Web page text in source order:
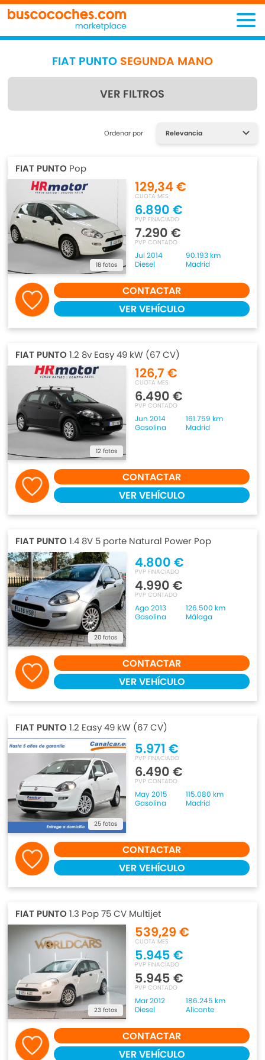
FIAT PUNTO SEGUNDA MANO
VER FILTROS
Encuentra lo que estás
Ordenar por
FIAT PUNTO Pop
18 fotos
129,34 €
CUOTA MES
6.890 €
PVP FINACIADO
7.290 €
PVP CONTADO
Jul 2014
90.193 km
Diesel
Madrid
CONTACTAR
VER VEHÍCULO
FIAT PUNTO1.2 8v Easy 49 kW (67 CV)
12 fotos
126,7 €
CUOTA MES
6.490 €
PVP CONTADO
Jun 2014
161.759 km
Gasolina
Madrid
CONTACTAR
VER VEHÍCULO
FIAT PUNTO1.4 8V 5 porte Natural Power Pop
20 fotos
4.800 €
PVP FINACIADO
4.990 €
PVP CONTADO
Ago 2013
126.500 km
Gasolina
Málaga
CONTACTAR
VER VEHÍCULO
FIAT PUNTO1.2 Easy 49 kW (67 CV)
25 fotos
5.971 €
PVP FINACIADO
6.490 €
PVP CONTADO
May 2015
115.080 km
Gasolina
Madrid
CONTACTAR
VER VEHÍCULO
FIAT PUNTO1.3 Pop 75 CV Multijet
23 fotos
539,29 €
CUOTA MES
5.945 €
PVP FINACIADO
5.945 €
PVP CONTADO
Mar 2012
186.245 km
Diesel
Alicante
CONTACTAR
VER VEHÍCULO